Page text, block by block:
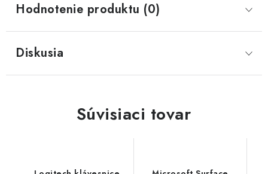
Hodnotenie produktu (0)
Diskusia
Súvisiaci tovar